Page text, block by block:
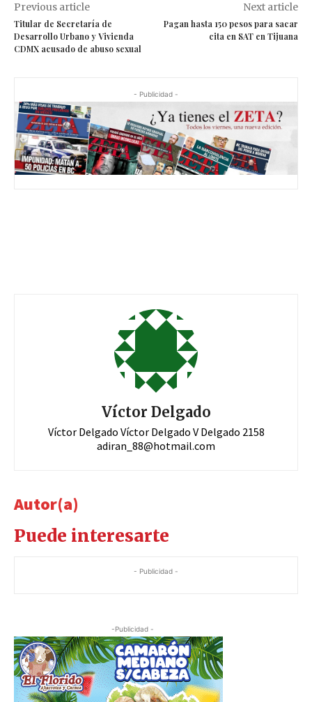
Previous article
Titular de Secretaría de
Desarrollo Urbano y Vivienda
CDMX acusado de abuso sexual
Next article
Pagan hasta 150 pesos para sacar
cita en SAT en Tijuana
- Publicidad -
Víctor Delgado
Víctor Delgado Víctor Delgado V Delgado 2158
adiran_88@hotmail.com
Autor(a)
Puede interesarte
- Publicidad -
-Publicidad -